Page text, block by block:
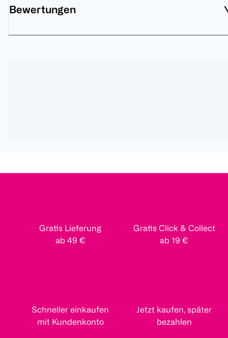
Bewertungen
Gratis Lieferung
ab 49 €
Gratis Click & Collect
ab 19 €
Schneller einkaufen
mit Kundenkonto
Jetzt kaufen, später
bezahlen